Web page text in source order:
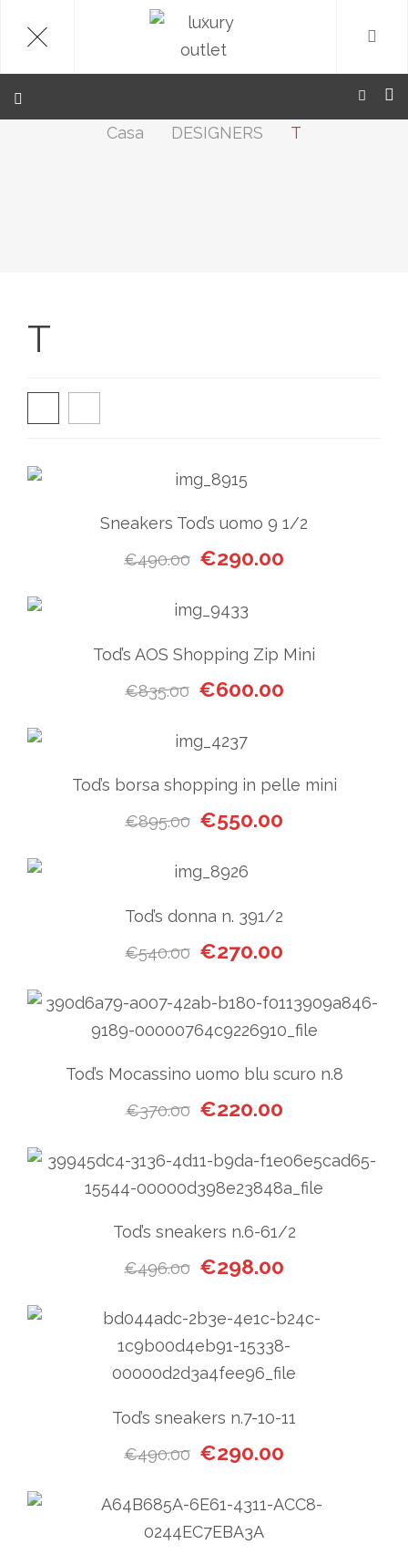
.
Casa DESIGNERS T
T
Sneakers Tod’s uomo 9 1/2
€490.00 Il prezzo originale era:
€290.00
Tod’s AOS Shopping Zip Mini
€835.00 Il prezzo originale era:
€600.00Il prezzo
Tod’s borsa shopping in pelle mini
€895.00 Il prezzo originale era:
€550.00
Tod’s donna n. 391/2
€540.00 Il prezzo originale era:
€270.00
Tod’s Mocassino uomo blu scuro n.8
€370.00 Il prezzo originale era:
€220.00Il prezzo
Tod’s sneakers n.6-61/2
€496.00 Il prezzo originale era:
€298.00
Tod’s sneakers n.7-10-11
€490.00 Il prezzo originale era:
€290.00